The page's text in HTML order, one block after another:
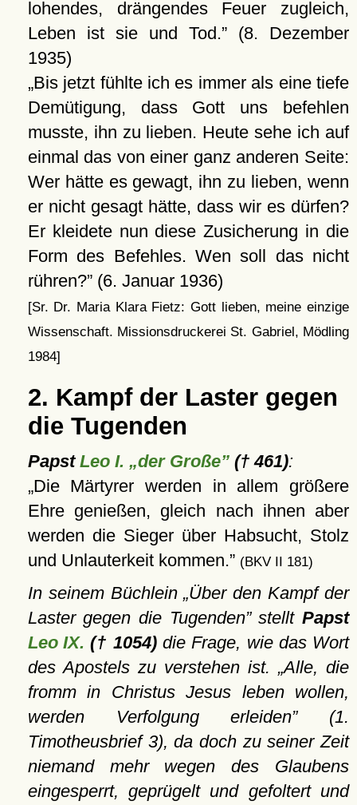
lohendes, drängendes Feuer zugleich,
Leben ist sie und Tod. (8. Dezember
1935)
Bis jetzt fühlte ich es immer als eine tiefe
Demütigung, dass Gott uns befehlen
musste, ihn zu lieben. Heute sehe ich auf
einmal das von einer ganz anderen Seite:
Wer hätte es gewagt, ihn zu lieben, wenn
er nicht gesagt hätte, dass wir es dürfen?
Er kleidete nun diese Zusicherung in die
Form des Befehles. Wen soll das nicht
rühren? (6. Januar 1936)
[Sr. Dr. Maria Klara Fietz: Gott lieben, meine einzige
Wissenschaft. Missionsdruckerei St. Gabriel, Mödling
1984]
2. Kampf der Laster gegen
die Tugenden
Papst Leo I. „der Große”(† 461):
Die Märtyrer werden in allem größere
Ehre genießen, gleich nach ihnen aber
werden die Sieger über Habsucht, Stolz
und Unlauterkeit kommen.
(BKV II 181)
In seinem Büchlein Über den Kampf der
Laster gegen die Tugenden stelltPapst
Leo IX. († 1054)die Frage, wie das Wort
des Apostels zu verstehen ist.
Alle, die
fromm in Christus Jesus leben wollen,
werden Verfolgung erleiden (1.
Timotheusbrief 3), da doch zu seiner Zeit
niemand mehr wegen des Glaubens
eingesperrt, geprügelt und gefoltert und